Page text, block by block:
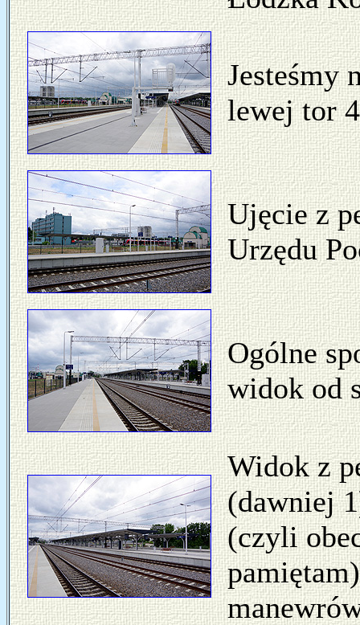
Jesteśmy
lewej tor
Ujęcie z
Urzędu
Ogólne
widok od
Widok z
(dawniej
(czyli